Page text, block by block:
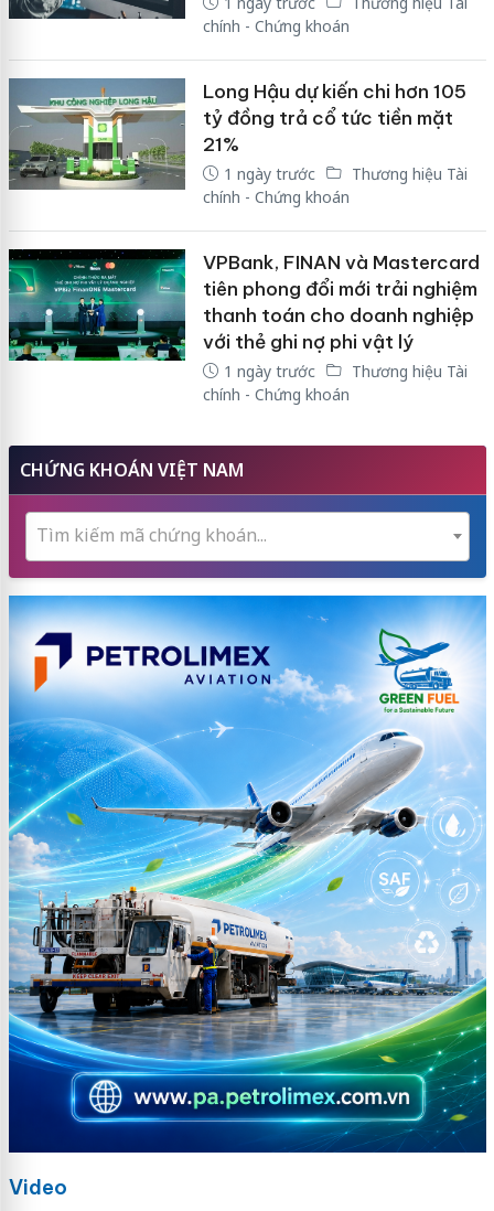
chính - Chứng khoán
Long Hậu dự kiến chi hơn 105
tỷ đồng trả cổ tức tiền mặt
21%
1 ngày trước
Thương hiệu Tài
chính - Chứng khoán
VPBank, FINAN và Mastercard
tiên phong đổi mới trải nghiệm
thanh toán cho doanh nghiệp
với thẻ ghi nợ phi vật lý
1 ngày trước
Thương hiệu Tài
chính - Chứng khoán
CHỨNG KHOÁN VIỆT NAM
Tìm kiếm mã chứng khoán...
Video